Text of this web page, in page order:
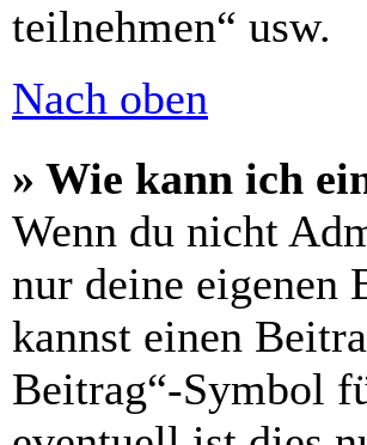
teilnehmen“ usw.
Nach oben
» Wie kann ich
Wenn du nicht
nur deine eigenen
kannst einen
Beitrag“-Symbol